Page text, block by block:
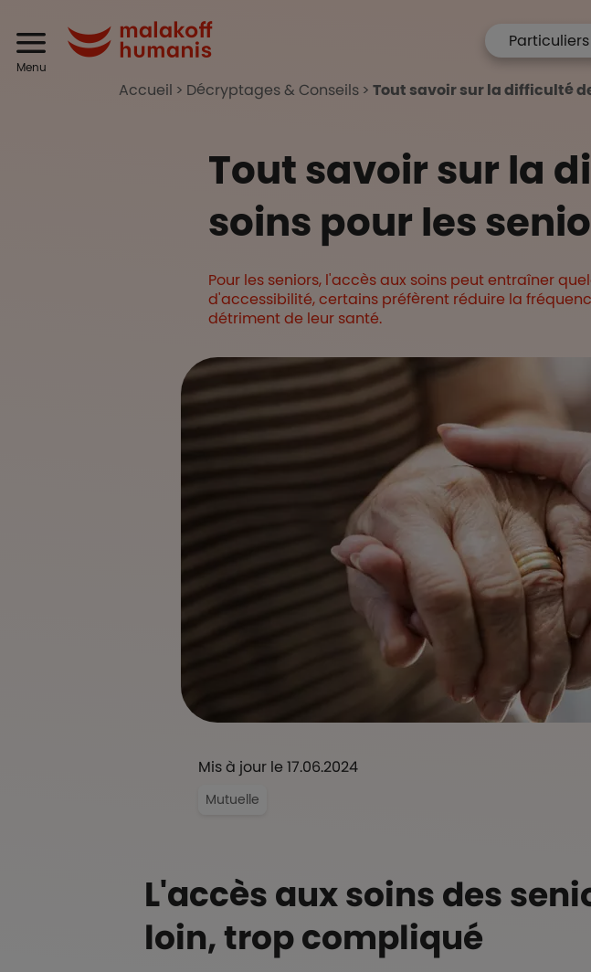
Header
Menu Malakoff Humanis Accueil
menu hp
Particuliers
Accueil Décryptages & Conseils Tout savoir sur la difficulté
Tout savoir sur la
soins pour les
Pour les seniors, l'accès aux soins peut entraîner
d'accessibilité, certains préfèrent réduire la
détriment de leur santé.
Mis à jour le 17.06.2024
Mutuelle
L'accès aux soins des
loin, trop compliqué